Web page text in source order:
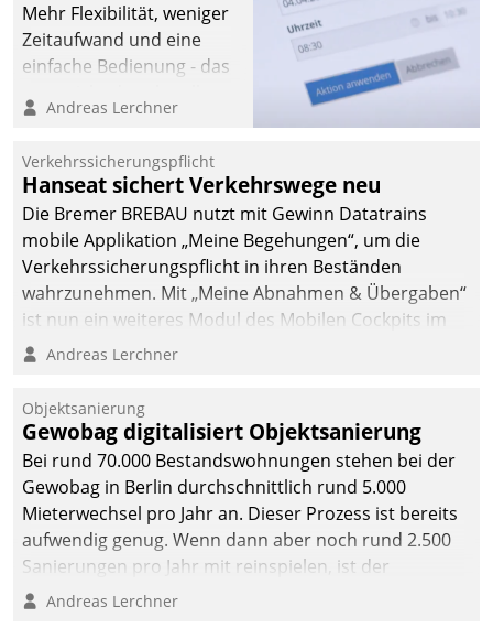
Mehr Flexibilität, weniger
Zeitaufwand und eine
einfache Bedienung - das
Cockpit für mobile
Datatrain. Die meravis
Wohnungsbau- und
Immobilien GmbH hat
sich dabei für den Betrieb
der Lösung über die SAP
Cloud Platform
entschieden - als erstes
Unternehmen am
Andreas Lerchner
Verkehrssicherungspflicht
Hanseat sichert Verkehrswege neu
Die Bremer BREBAU nutzt mit Gewinn Datatrains
mobile Applikation „Meine Begehungen“, um die
Verkehrssicherungspflicht in ihren Beständen
wahrzunehmen. Mit „Meine Abnahmen & Übergaben“
ist nun ein weiteres Modul des Mobilen Cockpits im
Einsatz.
Andreas Lerchner
Objektsanierung
Gewobag digitalisiert Objektsanierung
Bei rund 70.000 Bestandswohnungen stehen bei der
Gewobag in Berlin durchschnittlich rund 5.000
Mieterwechsel pro Jahr an. Dieser Prozess ist bereits
aufwendig genug. Wenn dann aber noch rund 2.500
Sanierungen pro Jahr mit reinspielen, ist der
Betreuungs- und Organisationsaufwand immens. Im
Andreas Lerchner